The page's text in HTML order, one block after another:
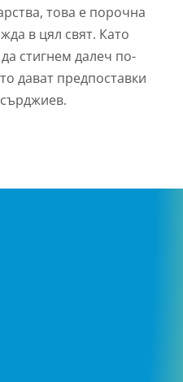
това е порочна
в цял свят. Като
стигнем далеч по-
дават предпоставки